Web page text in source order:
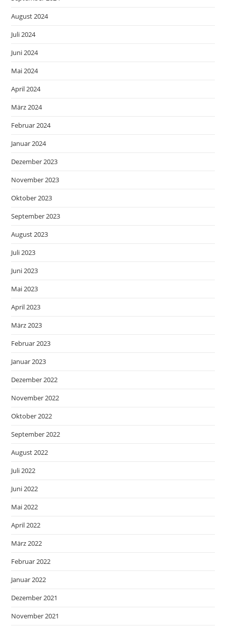
August 2024
Juli 2024
Juni 2024
Mai 2024
April 2024
März 2024
Februar 2024
Januar 2024
Dezember 2023
November 2023
Oktober 2023
September 2023
August 2023
Juli 2023
Juni 2023
Mai 2023
April 2023
März 2023
Februar 2023
Januar 2023
Dezember 2022
November 2022
Oktober 2022
September 2022
August 2022
Juli 2022
Juni 2022
Mai 2022
April 2022
März 2022
Februar 2022
Januar 2022
Dezember 2021
November 2021